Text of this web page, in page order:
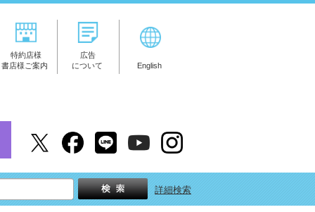
特約店様
書店様ご案内
広告
について
English
詳細検索